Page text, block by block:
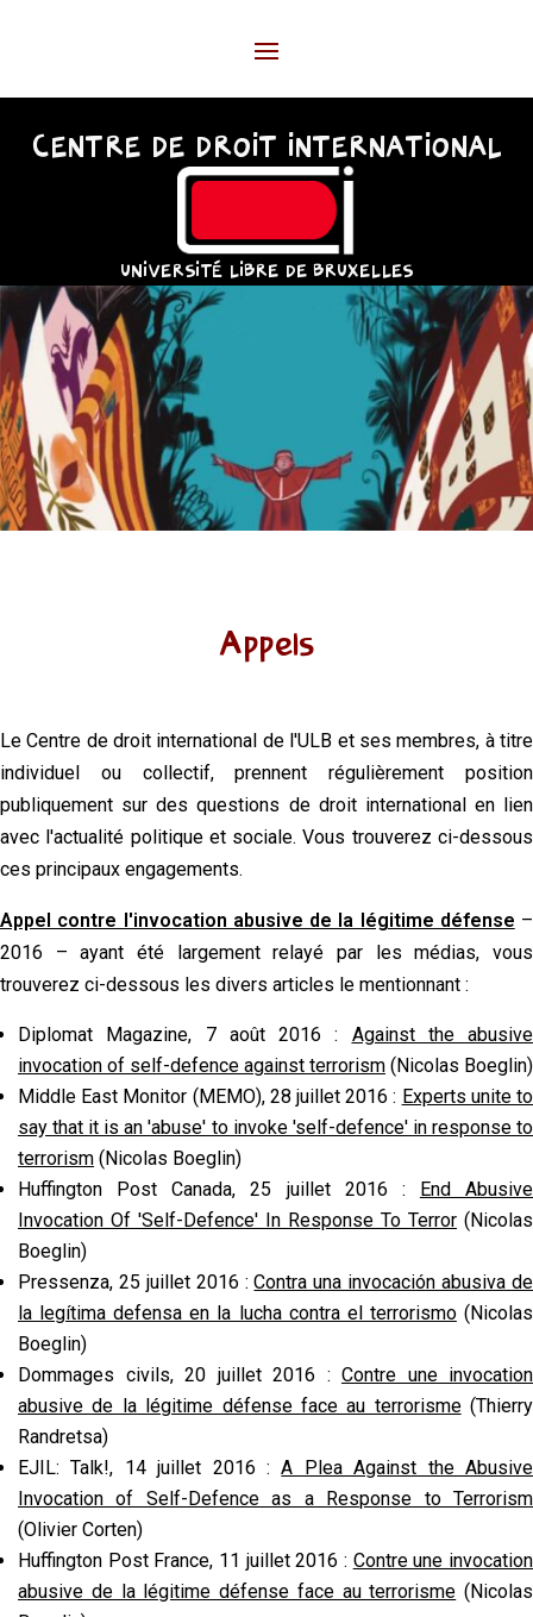
CENTRE DE DROIT INTERNATIONAL
UNIVERSITÉ LIBRE DE BRUXELLES
Appels
Le Centre de droit international de l'ULB et ses membres, à titre
individuel ou collectif, prennent régulièrement position
publiquement sur des questions de droit international en lien
avec l'actualité politique et sociale. Vous trouverez ci-dessous
ces principaux engagements.
Appel contre l'invocation abusive de la légitime défense –
2016 – ayant été largement relayé par les médias, vous
trouverez ci-dessous les divers articles le mentionnant :
Diplomat Magazine, 7 août 2016 : Against the abusive
invocation of self-defence against terrorism (Nicolas Boeglin)
Middle East Monitor (MEMO), 28 juillet 2016 : Experts unite to
say that it is an 'abuse' to invoke 'self-defence' in response to
terrorism (Nicolas Boeglin)
Huffington Post Canada, 25 juillet 2016 : End Abusive
Invocation Of 'Self-Defence' In Response To Terror (Nicolas
Boeglin)
Pressenza, 25 juillet 2016 :Contra una invocación abusiva de
la legítima defensa en la lucha contra el terrorismo(Nicolas
Boeglin)
Dommages civils, 20 juillet 2016 : Contre une invocation
abusive de la légitime défense face au terrorisme(Thierry
Randretsa)
EJIL: Talk!, 14 juillet 2016 :A Plea Against the Abusive
Invocation of Self-Defence as a Response to Terrorism
(Olivier Corten)
Huffington Post France, 11 juillet 2016 : Contre une invocation
abusive de la légitime défense face au terrorisme (Nicolas